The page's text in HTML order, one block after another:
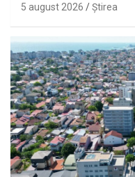
5 august 2026 Ştirea